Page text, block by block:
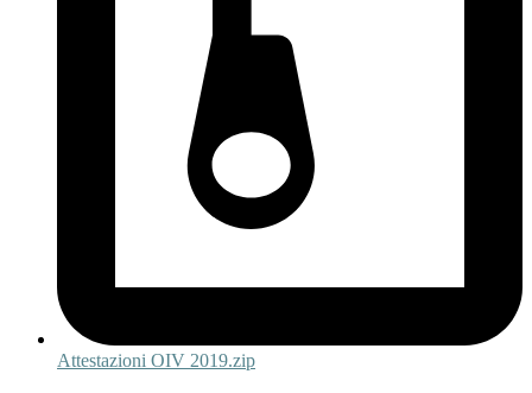
Attestazioni OIV 2019.zip